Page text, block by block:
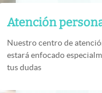
Atención
Nuestro centro de
estará enfocado
tus dudas